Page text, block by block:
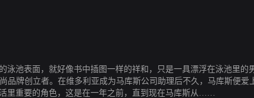
池表面，就好像书中插图一样的祥和，只是一具漂浮在泳池里的
牌创立者。在维多利亚成为马库斯公司助理后不久，马库斯便爱
里重要的角色，这是在一年之前，直到现在马库斯从……